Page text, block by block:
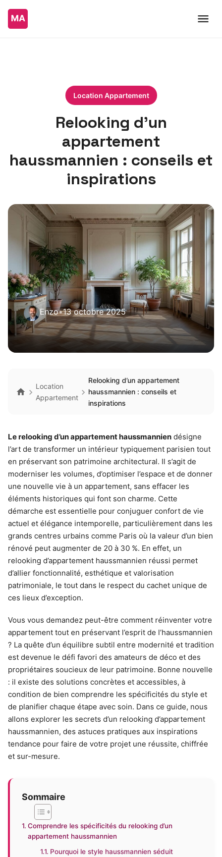
Location Appartement
Relooking d’un
appartement
haussmannien : conseils et
inspirations
Enzo•13 octobre 2025
Location
Appartement
Relooking d’un appartement
haussmannien : conseils et
inspirations
Le relooking d’un appartement haussmannien désigne
l’art de transformer un intérieur typiquement parisien tout
en préservant son patrimoine architectural. Il s’agit de
moderniser les volumes, d’optimiser l’espace et de donner
une nouvelle vie à un appartement, sans effacer les
éléments historiques qui font son charme. Cette
démarche est essentielle pour conjuguer confort de vie
actuel et élégance intemporelle, particulièrement dans les
grands centres urbains comme Paris où la valeur d’un bien
rénové peut augmenter de 20 à 30 %. En effet, un
relooking d’appartement haussmannien réussi permet
d’allier fonctionnalité, esthétique et valorisation
patrimoniale, le tout dans le respect du cachet unique de
ces lieux d’exception.
Vous vous demandez peut-être comment réinventer votre
appartement tout en préservant l’esprit de l’haussmannien
? La quête d’un équilibre subtil entre modernité et tradition
est devenue le défi favori des amateurs de déco et des
propriétaires soucieux de leur patrimoine. Bonne nouvelle
: il existe des solutions concrètes et accessibles, à
condition de bien comprendre les spécificités du style et
de planifier chaque étape avec soin. Dans ce guide, nous
allons explorer les secrets d’un relooking d’appartement
haussmannien, des astuces pratiques aux inspirations
tendance pour faire de votre projet une réussite, chiffrée
et sur-mesure.
Sommaire
Comprendre les spécificités du relooking d’un
appartement haussmannien
Pourquoi le style haussmannien séduit